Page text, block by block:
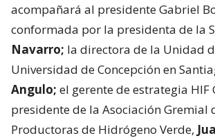
acompañará al presidente Gabriel
conformada por la presidenta de la
Navarro; la directora de la Unidad
Universidad de Concepción en
Angulo; el gerente de estrategia HIF
presidente de la Asociación Gremial
Productoras de Hidrógeno Verde,